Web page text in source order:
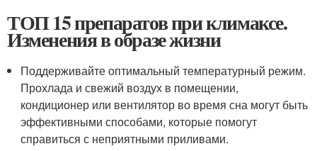
ТОП 15 препаратов при климаксе.
Изменения в образе жизни
Поддерживайте оптимальный температурный режим.
Прохлада и свежий воздух в помещении,
кондиционер или вентилятор во время сна могут быть
эффективными способами, которые помогут
справиться с неприятными приливами.